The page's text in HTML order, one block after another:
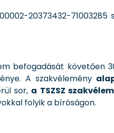
20373432-71003285
befogadását követően
A szakvélemény
sor, a TSZSZ
folyik a bíróságon.